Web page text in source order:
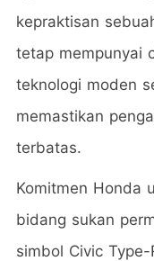
kepraktisan
tetap mempunyai
teknologi moden
memastikan
terbatas.
Komitmen Honda
bidang sukan
simbol Civic